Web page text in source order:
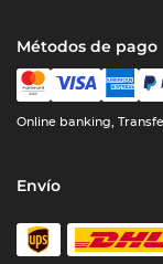
Métodos de pago
Online banking,
Envío